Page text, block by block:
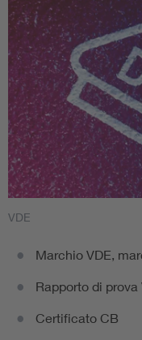
VDE
Marchio VDE,
Rapporto di
Certificato CB